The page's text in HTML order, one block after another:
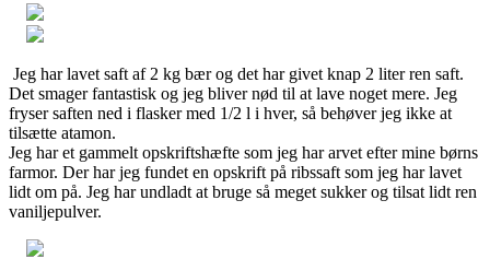
Jeg har lavet saft af 2 kg bær og det har givet knap 2 liter ren saft.
Det smager fantastisk og jeg bliver nød til at lave noget mere. Jeg
fryser saften ned i flasker med 1/2 l i hver, så behøver jeg ikke at
tilsætte atamon.
Jeg har et gammelt opskriftshæfte som jeg har arvet efter mine børns
farmor. Der har jeg fundet en opskrift på ribssaft som jeg har lavet
lidt om på. Jeg har undladt at bruge så meget sukker og tilsat lidt ren
vaniljepulver.